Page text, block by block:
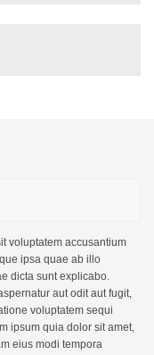
voluptatem accusantium
ipsa quae ab illo
dicta sunt explicabo.
aut odit aut fugit,
voluptatem sequi
ipsum quia dolor sit amet,
eius modi tempora